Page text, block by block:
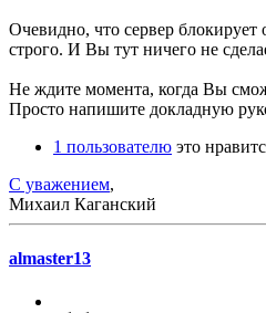
Очевидно, что сервер
строго. И Вы тут ничего не
Не ждите момента, когда Вы
Просто напишите докладную
1 пользователю это
С уважением,
Михаил Каганский
almaster13